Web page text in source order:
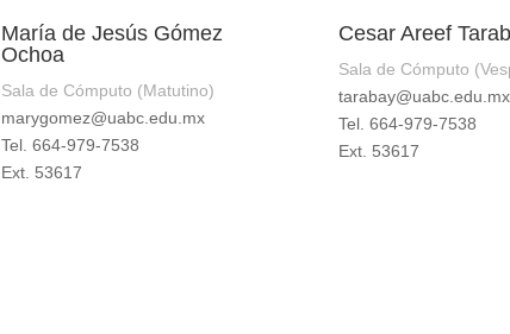
María de Jesús Gómez
Ochoa
Sala de Cómputo (Matutino)
marygomez@uabc.edu.mx
Tel. 664-979-7538
Ext. 53617
Cesar Areef
Sala de Cómputo
tarabay@uabc.edu.mx
Tel. 664-979-7538
Ext. 53617